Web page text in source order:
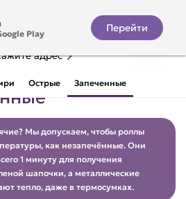
адрес
Острые Запеченные
Мы допускаем, чтобы роллы
как незапечённые. Они
1 минуту для получения
шапочки, а металлические
тепло, даже в термосумках.
Play Перейти